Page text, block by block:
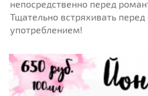
непосредственно перед
Тщательно встряхивать
употреблением!